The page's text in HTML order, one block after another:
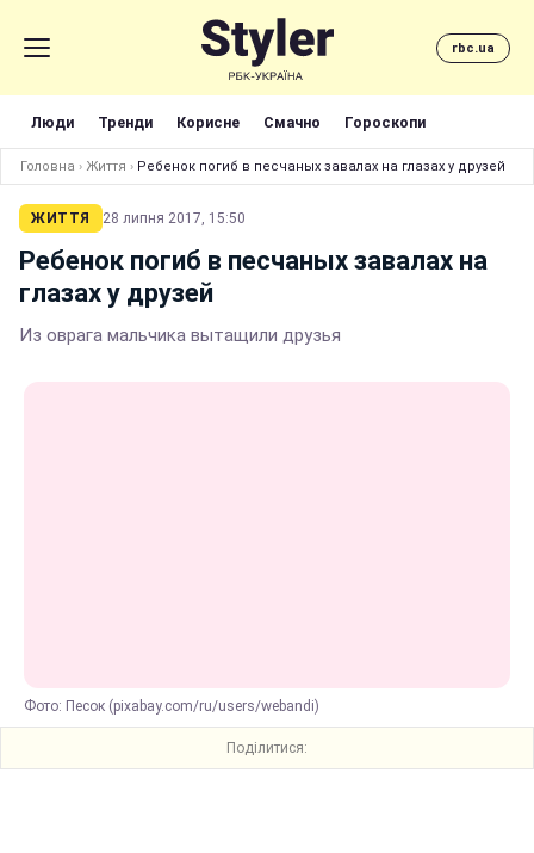
rbc.ua
Люди Тренди Корисне Смачно Гороскопи
Головна › Життя › Ребенок погиб в песчаных завалах на глазах у друзей
ЖИТТЯ 28 липня 2017, 15:50
Ребенок погиб в песчаных завалах на
глазах у друзей
Из оврага мальчика вытащили друзья
Фото: Песок (pixabay.com/ru/users/webandi)
Поділитися: